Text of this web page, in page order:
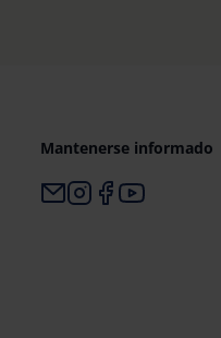
Mantenerse informado